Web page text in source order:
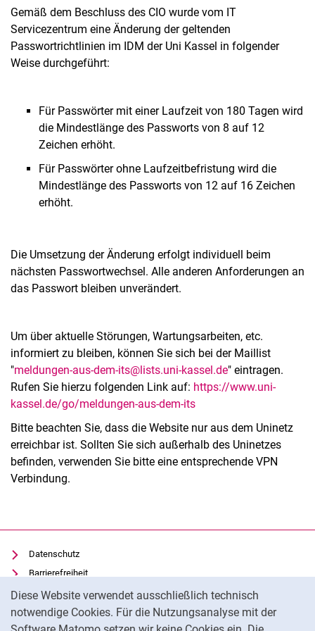
Diese Website verwendet ausschließlich technisch
notwendige Cookies. Für die Nutzungsanalyse mit der
Gemäß dem Beschluss des CIO wurde vom IT
Servicezentrum eine Änderung der geltenden
Passwortrichtlinien im IDM der Uni Kassel in folgender
Weise durchgeführt:
Für Passwörter mit einer Laufzeit von 180 Tagen wird
die Mindestlänge des Passworts von 8 auf 12
Zeichen erhöht.
Für Passwörter ohne Laufzeitbefristung wird die
Mindestlänge des Passworts von 12 auf 16 Zeichen
erhöht.
Die Umsetzung der Änderung erfolgt individuell beim
nächsten Passwortwechsel. Alle anderen Anforderungen an
das Passwort bleiben unverändert.
Um über aktuelle Störungen, Wartungsarbeiten, etc.
informiert zu bleiben, können Sie sich bei der Maillist
"meldungen-aus-dem-its@lists.uni-kassel.de" eintragen.
Rufen Sie hierzu folgenden Link auf: https://www.uni-
kassel.de/go/meldungen-aus-dem-its
Bitte beachten Sie, dass die Website nur aus dem Uninetz
erreichbar ist. Sollten Sie sich außerhalb des Uninetzes
befinden, verwenden Sie bitte eine entsprechende VPN
Verbindung.
Datenschutz
Barrierefreiheit
Transparenter KI-Einsatz
Impressum